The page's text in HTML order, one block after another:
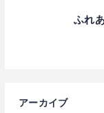
ふれ
アーカイブ